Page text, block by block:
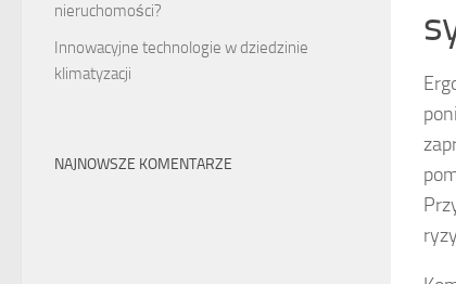
nieruchomości?
Innowacyjne technologie w dziedzinie
klimatyzacji
NAJNOWSZE KOMENTARZE